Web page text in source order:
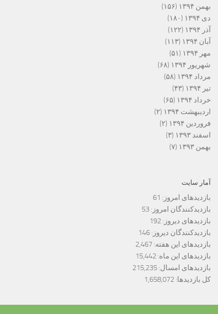
بهمن ۱۳۹۴
(۱۵۶)
دی ۱۳۹۴
(۱۸۰)
آذر ۱۳۹۴
(۱۲۲)
آبان ۱۳۹۴
(۱۱۳)
مهر ۱۳۹۴
(۵۱)
شهریور ۱۳۹۴
(۶۸)
مرداد ۱۳۹۴
(۵۸)
تیر ۱۳۹۴
(۴۳)
خرداد ۱۳۹۴
(۶۵)
اردیبهشت ۱۳۹۴
(۲)
فروردین ۱۳۹۴
(۲)
اسفند ۱۳۹۳
(۳)
بهمن ۱۳۹۳
(۷)
آمار سایت
بازدیدهای امروز: 61
بازدیدکنندگان امروز: 53
بازدیدهای دیروز: 192
بازدیدکنندگان دیروز: 146
بازدیدهای این هفته: 2,467
بازدیدهای این ماه: 15,442
بازدیدهای امسال: 215,235
کل بازدیدها: 1,658,072